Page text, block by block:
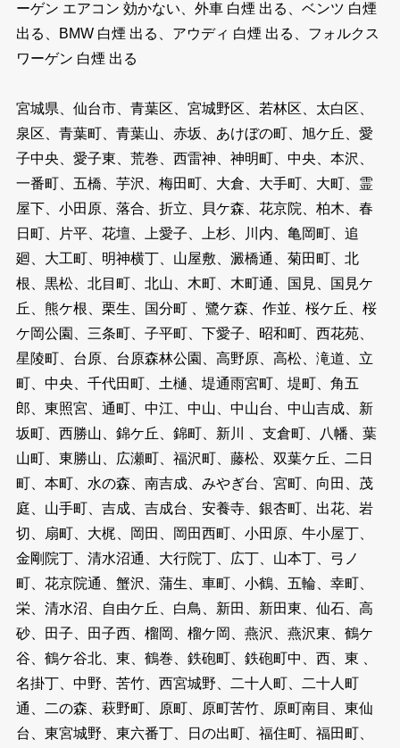
ーゲン エアコン 効かない、外車 白煙 出る、ベンツ 白煙
出る、BMW 白煙 出る、アウディ 白煙 出る、フォルクス
ワーゲン 白煙 出る
宮城県、仙台市、青葉区、宮城野区、若林区、太白区、
泉区、青葉町、青葉山、赤坂、あけぼの町、旭ケ丘、愛
子中央、愛子東、荒巻、西雷神、神明町、中央、本沢、
一番町、五橋、芋沢、梅田町、大倉、大手町、大町、霊
屋下、小田原、落合、折立、貝ケ森、花京院、柏木、春
日町、片平、花壇、上愛子、上杉、川内、亀岡町、追
廻、大工町、明神横丁、山屋敷、澱橋通、菊田町、北
根、黒松、北目町、北山、木町、木町通、国見、国見ケ
丘、熊ケ根、栗生、国分町 、鷺ケ森、作並、桜ケ丘、桜
ケ岡公園、三条町、子平町、下愛子、昭和町、西花苑、
星陵町、台原、台原森林公園、高野原、高松、滝道、立
町、中央、千代田町、土樋、堤通雨宮町、堤町、角五
郎、東照宮、通町、中江、中山、中山台、中山吉成、新
坂町、西勝山、錦ケ丘、錦町、新川 、支倉町、八幡、葉
山町、東勝山、広瀬町、福沢町、藤松、双葉ケ丘、二日
町、本町、水の森、南吉成、みやぎ台、宮町、向田、茂
庭、山手町、吉成、吉成台、安養寺、銀杏町、出花、岩
切、扇町、大梶、岡田、岡田西町、小田原、牛小屋丁、
金剛院丁、清水沼通、大行院丁、広丁、山本丁、弓ノ
町、花京院通、蟹沢、蒲生、車町、小鶴、五輪、幸町、
栄、清水沼、自由ケ丘、白鳥、新田、新田東、仙石、高
砂、田子、田子西、榴岡、榴ケ岡、燕沢、燕沢東、鶴ケ
谷、鶴ケ谷北、東、鶴巻、鉄砲町、鉄砲町中、西、東 、
名掛丁、中野、苦竹、西宮城野、二十人町、二十人町
通、二の森、萩野町、原町、原町苦竹、原町南目、東仙
台、東宮城野、東六番丁、日の出町、福住町、福田町、